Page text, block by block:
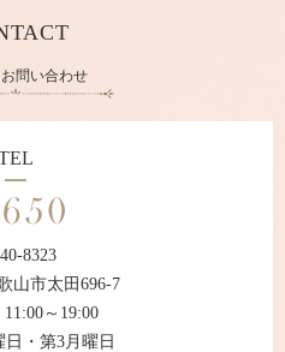
問い合わせ
8323
山市太田696-7
～19:00
日・第3月曜日